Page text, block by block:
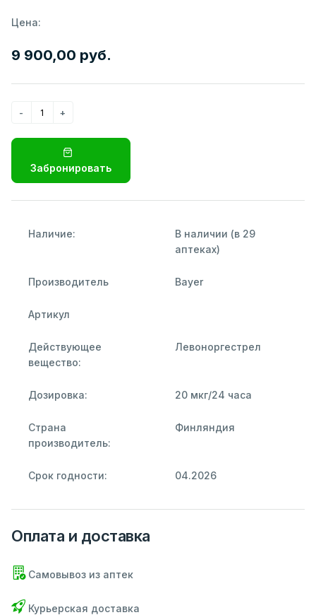
Цена:
9 900,00 руб.
Забронировать
Наличие:
В наличии (в 29
аптеках)
Производитель Bayer
Артикул
Действующее
вещество:
Левоноргестрел
Дозировка: 20 мкг/24 часа
Страна
производитель:
Финляндия
Срок годности: 04.2026
Оплата и доставка
Самовывоз из аптек
Курьерская доставка